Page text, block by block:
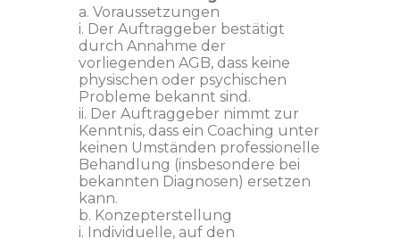
a. Voraussetzungen
i. Der Auftraggeber bestätigt
durch Annahme der
vorliegenden AGB, dass keine
physischen oder psychischen
Probleme bekannt sind.
ii. Der Auftraggeber nimmt zur
Kenntnis, dass ein Coaching unter
keinen Umständen professionelle
Behandlung (insbesondere bei
bekannten Diagnosen) ersetzen
kann.
b. Konzepterstellung
i. Individuelle, auf den